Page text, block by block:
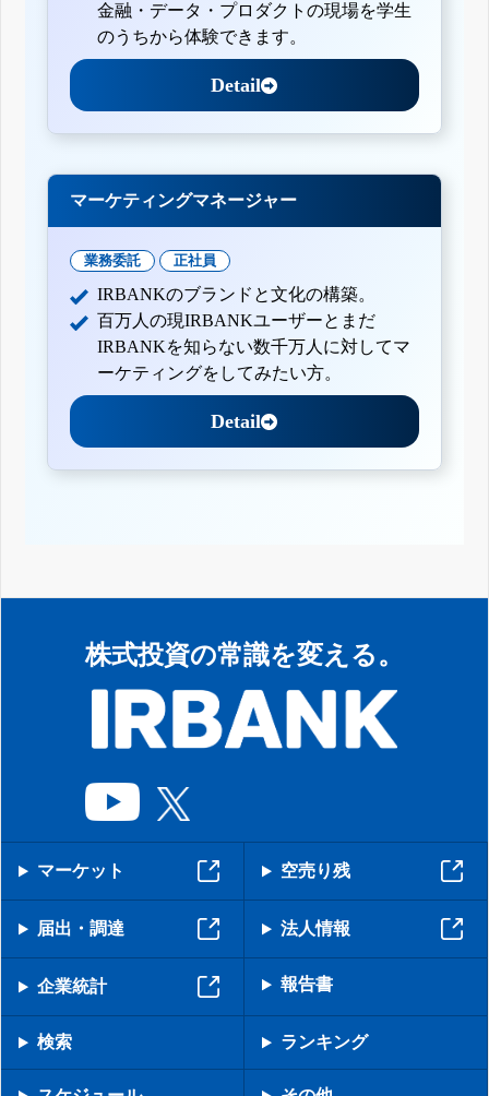
金融・データ・プロダクトの現場を学生
のうちから体験できます。
Detail
マーケティングマネージャー
業務委託 正社員
IRBANKのブランドと文化の構築。
百万人の現IRBANKユーザーとまだ
IRBANKを知らない数千万人に対してマ
ーケティングをしてみたい方。
Detail
株式投資の常識を変える。
マーケット 空売り残
届出・調達 法人情報
企業統計 報告書
検索 ランキング